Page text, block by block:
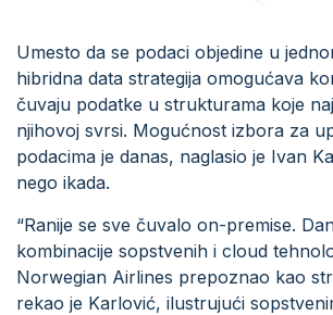
Umesto da se podaci objedine u
hibridna data strategija omogućava
čuvaju podatke u strukturama koje
njihovoj svrsi. Mogućnost izbora za
podacima je danas, naglasio je Ivan
nego ikada.
“Ranije se sve čuvalo on-premise.
kombinacije sopstvenih i cloud
Norwegian Airlines prepoznao kao
rekao je Karlović, ilustrujući